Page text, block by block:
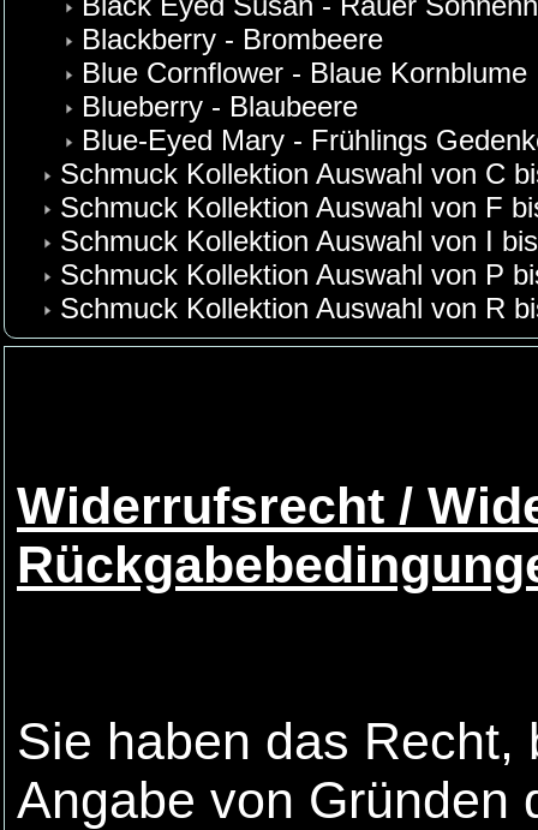
Blackberry - Brombeere
Blue Cornflower - Blaue Kornblume
Blueberry - Blaubeere
Blue-Eyed Mary - Frühlings
Schmuck Kollektion Auswahl von C
Schmuck Kollektion Auswahl von F
Schmuck Kollektion Auswahl von I
Schmuck Kollektion Auswahl von P
Schmuck Kollektion Auswahl von R
Widerrufsrecht /
Sie haben das Recht,
Angabe von Gründen